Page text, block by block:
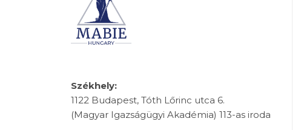
Székhely:
1122 Budapest, Tóth Lőrinc utca 6.
(Magyar Igazságügyi Akadémia) 113-as iroda